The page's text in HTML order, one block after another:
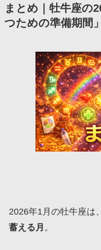
まとめ｜牡牛座の
つための準備期間」
2026年1月の牡牛座は
蓄える月 。